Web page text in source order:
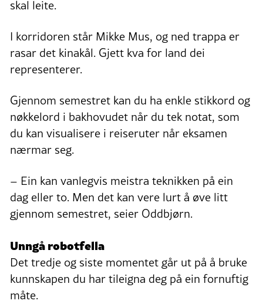
skal leite.
I korridoren står Mikke Mus, og ned trappa er
rasar det kinakål. Gjett kva for land dei
representerer.
Gjennom semestret kan du ha enkle stikkord og
nøkkelord i bakhovudet når du tek notat, som
du kan visualisere i reiseruter når eksamen
nærmar seg.
– Ein kan vanlegvis meistra teknikken på ein
dag eller to. Men det kan vere lurt å øve litt
gjennom semestret, seier Oddbjørn.
Unngå robotfella
Det tredje og siste momentet går ut på å bruke
kunnskapen du har tileigna deg på ein fornuftig
måte.